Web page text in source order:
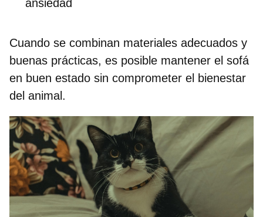
ansiedad
Cuando se combinan materiales adecuados y
buenas prácticas, es posible mantener el sofá
en buen estado sin comprometer el bienestar
del animal.